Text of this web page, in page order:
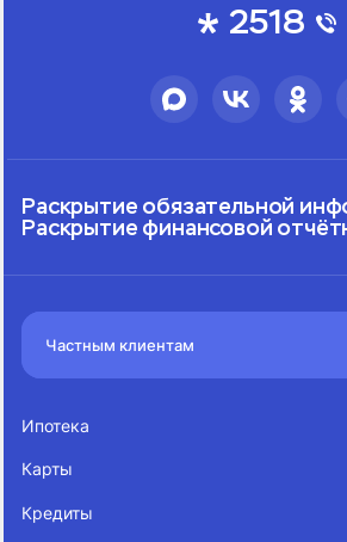
2518
Раскрытие обязательной
Раскрытие финансовой
Частным клиентам
Ипотека
Карты
Кредиты